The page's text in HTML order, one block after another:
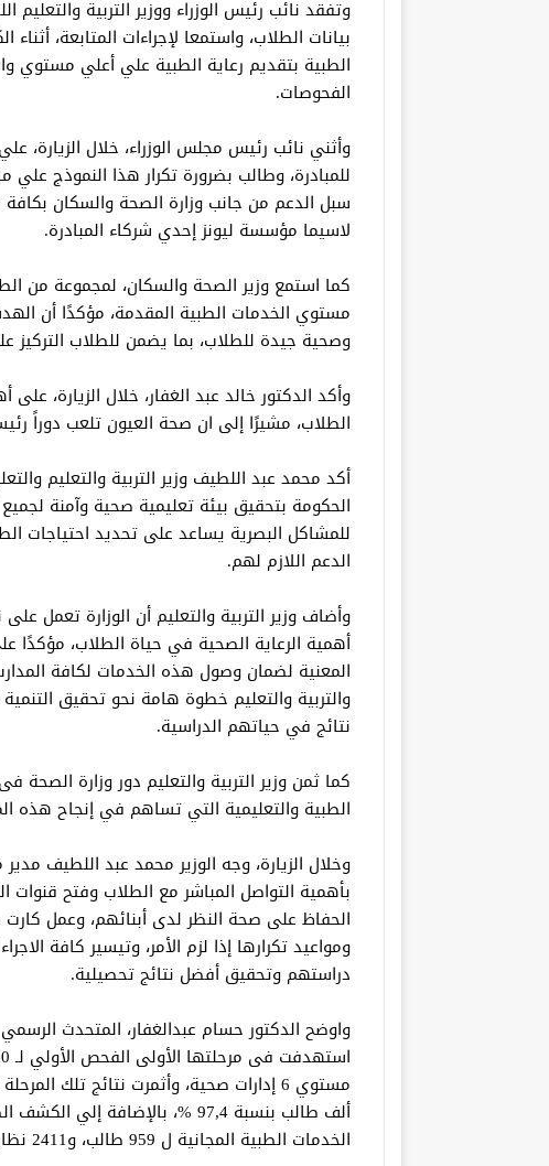
وتفقد نائب رئيس الوزراء ووزير التربية
بيانات الطلاب، واستمعا لإجراءات المتابعة،
الطبية بتقديم رعاية الطبية علي أعلي مستوي
الفحوصات.
وأثني نائب رئيس مجلس الوزراء، خلال الزيارة،
للمبادرة، وطالب بضرورة تكرار هذا النموذج
سبل الدعم من جانب وزارة الصحة والسكان
لاسيما مؤسسة ليونز إحدي شركاء المبادرة.
كما استمع وزير الصحة والسكان، لمجموعة من
مستوي الخدمات الطبية المقدمة، مؤكدًا أن
وصحية جيدة للطلاب، بما يضمن للطلاب التركيز
وأكد الدكتور خالد عبد الغفار، خلال الزيارة،
الطلاب، مشيرًا إلى ان صحة العيون تلعب دوراً
أكد محمد عبد اللطيف وزير التربية والتعليم
الحكومة بتحقيق بيئة تعليمية صحية وآمنة
للمشاكل البصرية يساعد على تحديد
الدعم اللازم لهم.
وأضاف وزير التربية والتعليم أن الوزارة تعمل
أهمية الرعاية الصحية في حياة الطلاب، مؤكدًا
المعنية لضمان وصول هذه الخدمات لكافة
والتربية والتعليم خطوة هامة نحو تحقيق
نتائج في حياتهم الدراسية.
كما ثمن وزير التربية والتعليم دور وزارة
الطبية والتعليمية التي تساهم في إنجاح هذه
وخلال الزيارة، وجه الوزير محمد عبد اللطيف مدير
بأهمية التواصل المباشر مع الطلاب وفتح قنوات
الحفاظ على صحة النظر لدى أبنائهم، وعمل كارت
ومواعيد تكرارها إذا لزم الأمر، وتيسير كافة
دراستهم وتحقيق أفضل نتائج تحصيلية.
واوضح الدكتور حسام عبدالغفار، المتحدث
الخدمات الطبية المجانية ل 959 طالب، و2411 نظارة طبية، و92 تدخل جراحي وطبي.